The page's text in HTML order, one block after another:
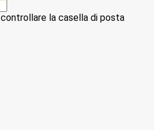
controllare la casella di posta